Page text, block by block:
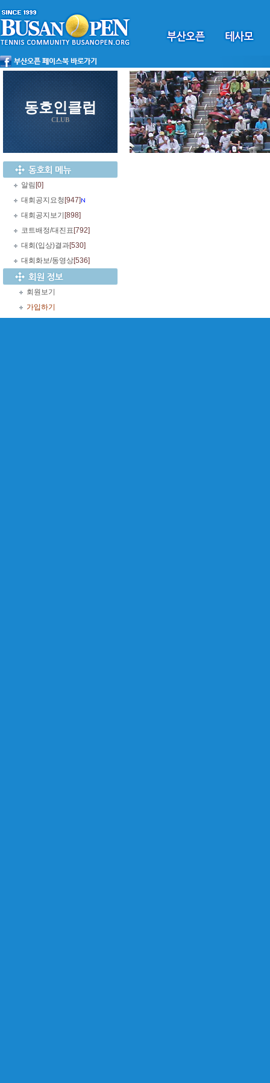
동호인클럽
CLUB
알림 [0]
대회공지요청 [947]
대회공지보기 [898]
코트배정/대진표 [792]
대회(입상)결과[530]
대회화보/동영상[536]
회원보기
가입하기